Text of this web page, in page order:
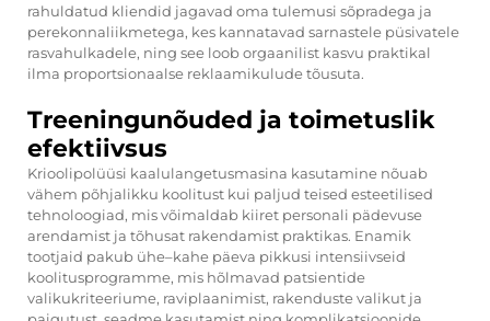
rahuldatud kliendid jagavad oma tulemusi sõpradega ja
perekonnaliikmetega, kes kannatavad sarnastele püsivatele
rasvahulkadele, ning see loob orgaanilist kasvu praktikal
ilma proportsionaalse reklaamikulude tõusuta.
Treeningunõuded ja toimetuslik
efektiivsus
Krioolipolüüsi kaalulangetusmasina kasutamine nõuab
vähem põhjalikku koolitust kui paljud teised esteetilised
tehnoloogiad, mis võimaldab kiiret personali pädevuse
arendamist ja tõhusat rakendamist praktikas. Enamik
tootjaid pakub ühe–kahe päeva pikkusi intensiivseid
koolitusprogramme, mis hõlmavad patsientide
valikukriteeriume, raviplaanimist, rakenduste valikut ja